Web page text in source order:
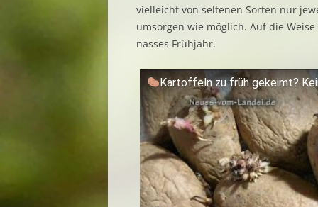
vielleicht von seltenen Sorten nur
umsorgen wie möglich. Auf die
nasses Frühjahr.
Kartoffeln zu früh gekeimt?